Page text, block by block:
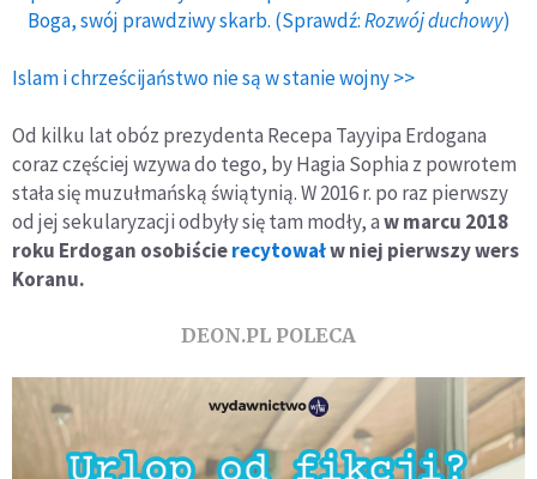
Boga, swój prawdziwy skarb. (Sprawdź:Rozwój duchowy)
Islam i chrześcijaństwo nie są w stanie wojny >>
Od kilku lat obóz prezydenta Recepa Tayyipa Erdogana
coraz częściej wzywa do tego, by Hagia Sophia z powrotem
stała się muzułmańską świątynią. W 2016 r. po raz pierwszy
od jej sekularyzacji odbyły się tam modły, aw marcu 2018
roku Erdogan osobiścierecytowałw niej pierwszy wers
Koranu.
DEON.PL POLECA